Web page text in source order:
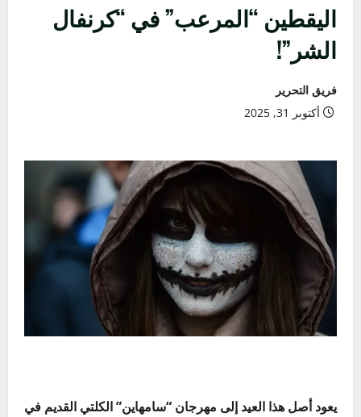
اليقطين “المرعب” في “كرنفال
الشر”!
فريق التحرير
أكتوبر 31, 2025
يعود أصل هذا العيد إلى مهرجان “سامهاين” الكلتي القديم في